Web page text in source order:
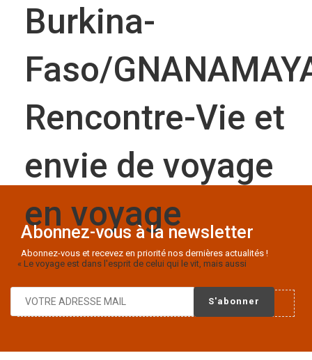
Burkina-
Faso/
Rencontre-Vie et
envie de voyage
en voyage
« Le voyage est dans l'esprit de celui qui le vit, mais aussi
LIKE CONTINUER LA LECTURE
Abonnez-vous à la newsletter
Abonnez-vous et recevez en priorité nos dernières actualités !